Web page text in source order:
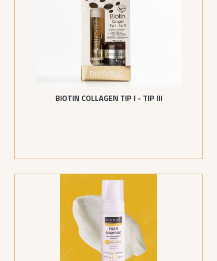
BIOTIN COLLAGEN TIP I - TIP III